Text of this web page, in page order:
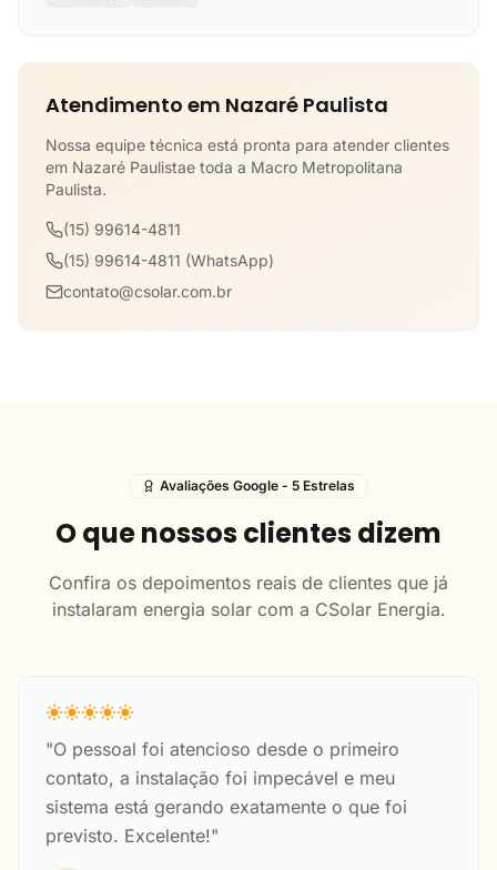
Atendimento em Nazaré Paulista
Nossa equipe técnica está pronta para atender clientes
em Nazaré Paulistae toda a Macro Metropolitana
Paulista.
(15) 99614-4811
(15) 99614-4811 (WhatsApp)
contato@csolar.com.br
Avaliações Google - 5 Estrelas
O que nossos clientes dizem
Confira os depoimentos reais de clientes que já
instalaram energia solar com a CSolar Energia.
"O pessoal foi atencioso desde o primeiro
contato, a instalação foi impecável e meu
sistema está gerando exatamente o que foi
previsto. Excelente!"